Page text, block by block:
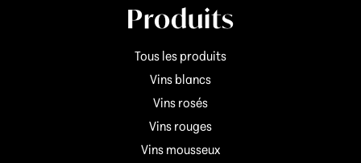
Produits
Tous les produits
Vins blancs
Vins rosés
Vins rouges
Vins mousseux